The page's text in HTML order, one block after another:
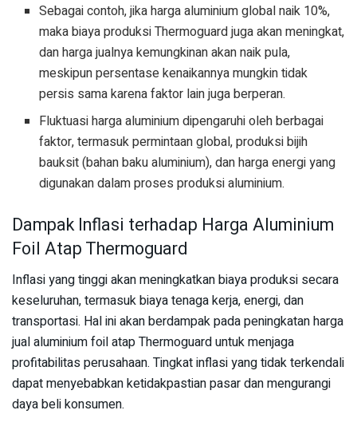
Sebagai contoh, jika harga aluminium global naik 10%,
maka biaya produksi Thermoguard juga akan meningkat,
dan harga jualnya kemungkinan akan naik pula,
meskipun persentase kenaikannya mungkin tidak
persis sama karena faktor lain juga berperan.
Fluktuasi harga aluminium dipengaruhi oleh berbagai
faktor, termasuk permintaan global, produksi bijih
bauksit (bahan baku aluminium), dan harga energi yang
digunakan dalam proses produksi aluminium.
Dampak Inflasi terhadap Harga Aluminium
Foil Atap Thermoguard
Inflasi yang tinggi akan meningkatkan biaya produksi secara
keseluruhan, termasuk biaya tenaga kerja, energi, dan
transportasi. Hal ini akan berdampak pada peningkatan harga
jual aluminium foil atap Thermoguard untuk menjaga
profitabilitas perusahaan. Tingkat inflasi yang tidak terkendali
dapat menyebabkan ketidakpastian pasar dan mengurangi
daya beli konsumen.